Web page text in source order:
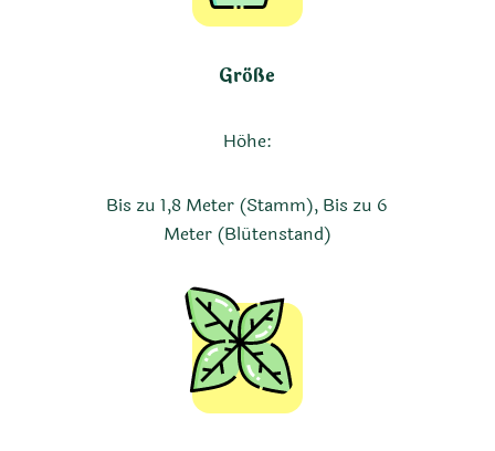
Größe
Höhe:
Bis zu 1,8 Meter (Stamm), Bis zu 6
Meter (Blütenstand)